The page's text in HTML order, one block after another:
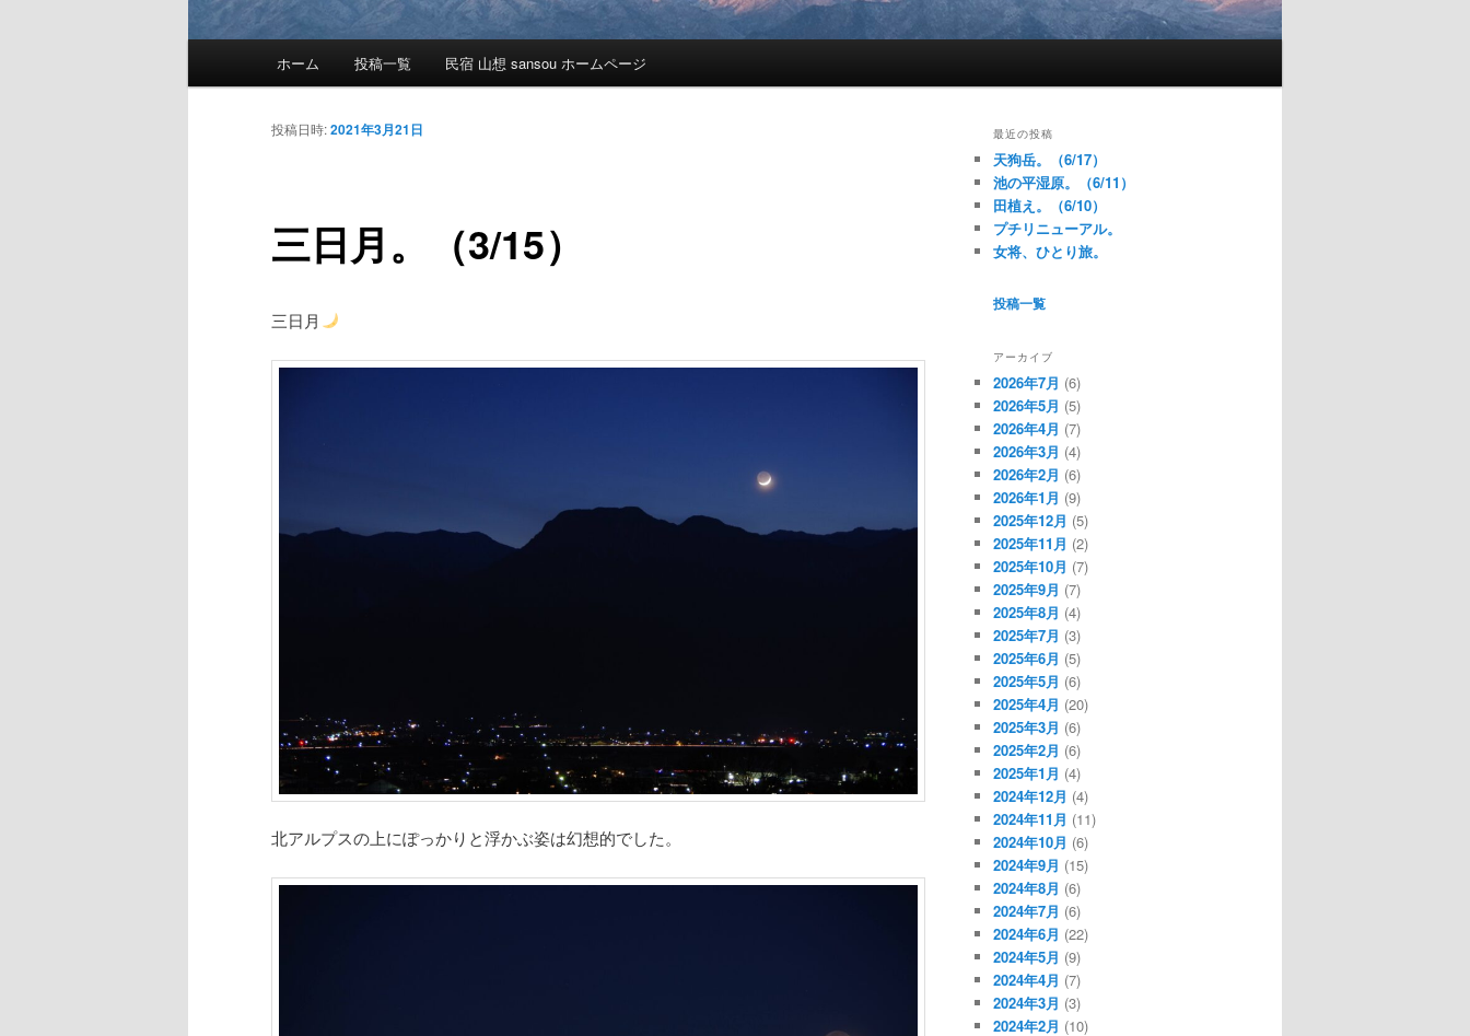
メ
イ
コ
テ
ホーム 投稿一覧 民宿 山想 sansou ホームページ
三日月。（3/15）
投稿日時:2021年3月21日
三日月
北アルプスの上にぽっかりと浮かぶ姿は幻想的でした。
最近の投稿
天狗岳。（6/17）
池の平湿原。（6/11）
田植え。（6/10）
プチリニューアル。
女将、ひとり旅。
投稿一覧
アーカイブ
2026年7月 (6)
2026年5月 (5)
2026年4月 (7)
2026年3月 (4)
2026年2月 (6)
2026年1月 (9)
2025年12月 (5)
2025年11月 (2)
2025年10月 (7)
2025年9月 (7)
2025年8月 (4)
2025年7月 (3)
2025年6月 (5)
2025年5月 (6)
2025年4月 (20)
2025年3月 (6)
2025年2月 (6)
2025年1月 (4)
2024年12月 (4)
2024年11月 (11)
2024年10月 (6)
2024年9月 (15)
2024年8月 (6)
2024年7月 (6)
2024年6月 (22)
2024年5月 (9)
2024年4月 (7)
2024年3月 (3)
2024年2月 (10)